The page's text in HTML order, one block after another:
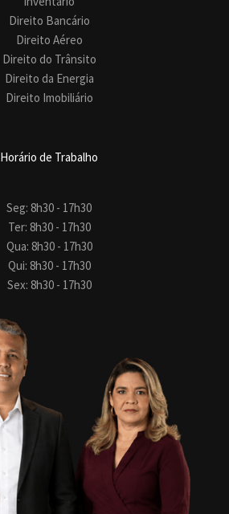
Direito Bancário
Direito Aéreo
Direito do Trânsito
Direito da Energia
Direito Imobiliário
Horário de Trabalho
Seg: 8h30 - 17h30
Ter: 8h30 - 17h30
Qua: 8h30 - 17h30
Qui: 8h30 - 17h30
Sex: 8h30 - 17h30